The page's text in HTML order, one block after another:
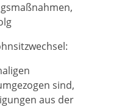
sind,
aus der